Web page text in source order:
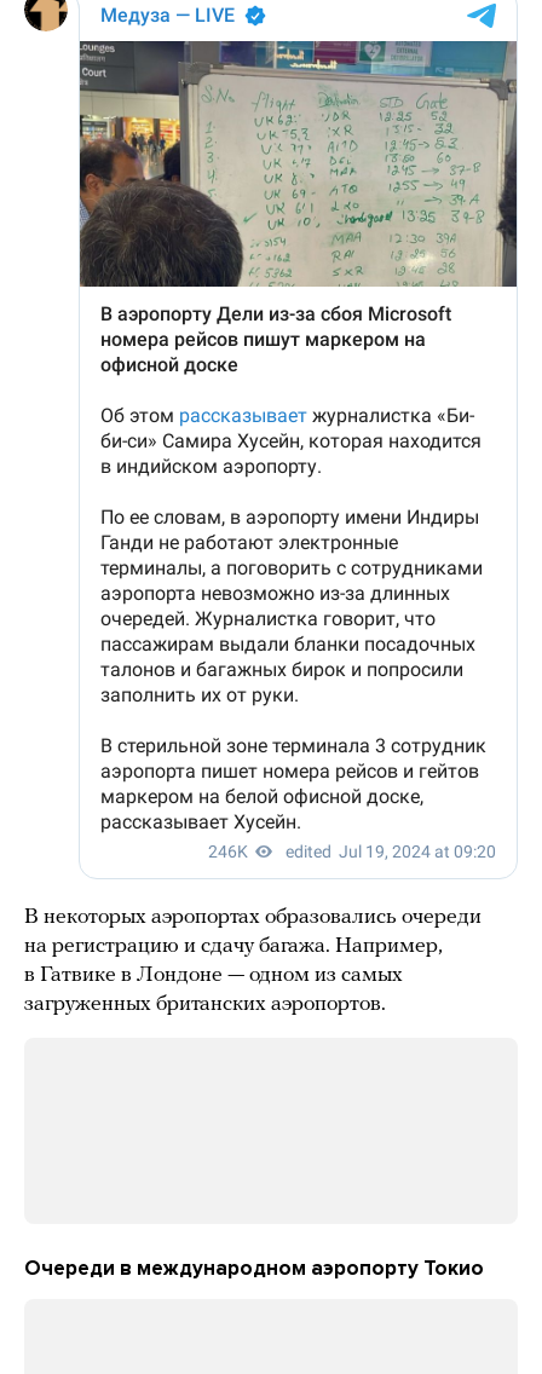
В некоторых аэропортах образовались очереди
на регистрацию и сдачу багажа. Например,
в Гатвике в Лондоне — одном из самых
загруженных британских аэропортов.
Очереди в международном аэропорту Токио